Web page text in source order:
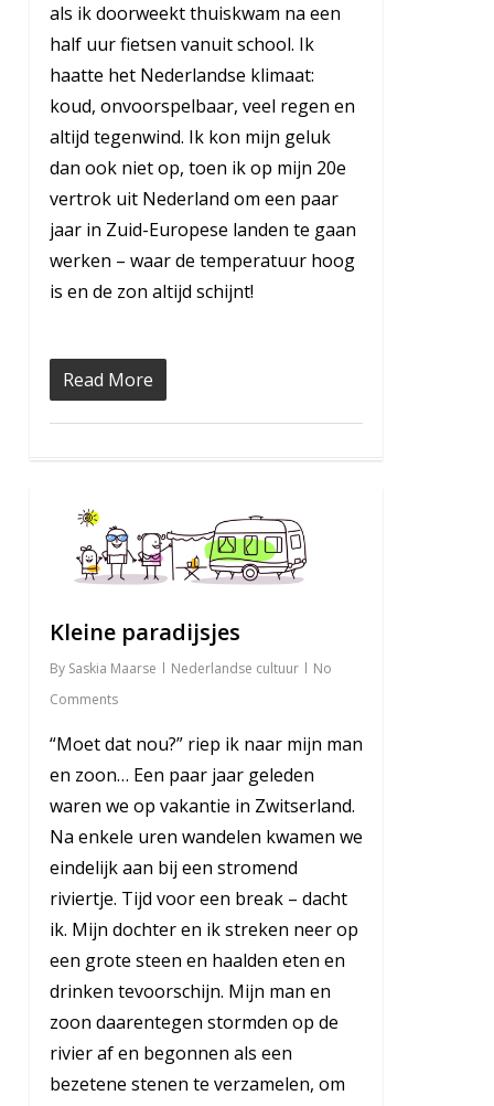
als ik doorweekt thuiskwam na een
half uur fietsen vanuit school. Ik
haatte het Nederlandse klimaat:
koud, onvoorspelbaar, veel regen en
altijd tegenwind. Ik kon mijn geluk
dan ook niet op, toen ik op mijn 20e
vertrok uit Nederland om een paar
jaar in Zuid-Europese landen te gaan
werken – waar de temperatuur hoog
is en de zon altijd schijnt!
Read More
Kleine paradijsjes
By Saskia Maarse Nederlandse cultuur
No
Comments
“Moet dat nou?” riep ik naar mijn man
en zoon… Een paar jaar geleden
waren we op vakantie in Zwitserland.
Na enkele uren wandelen kwamen we
eindelijk aan bij een stromend
riviertje. Tijd voor een break – dacht
ik. Mijn dochter en ik streken neer op
een grote steen en haalden eten en
drinken tevoorschijn. Mijn man en
zoon daarentegen stormden op de
rivier af en begonnen als een
bezetene stenen te verzamelen, om